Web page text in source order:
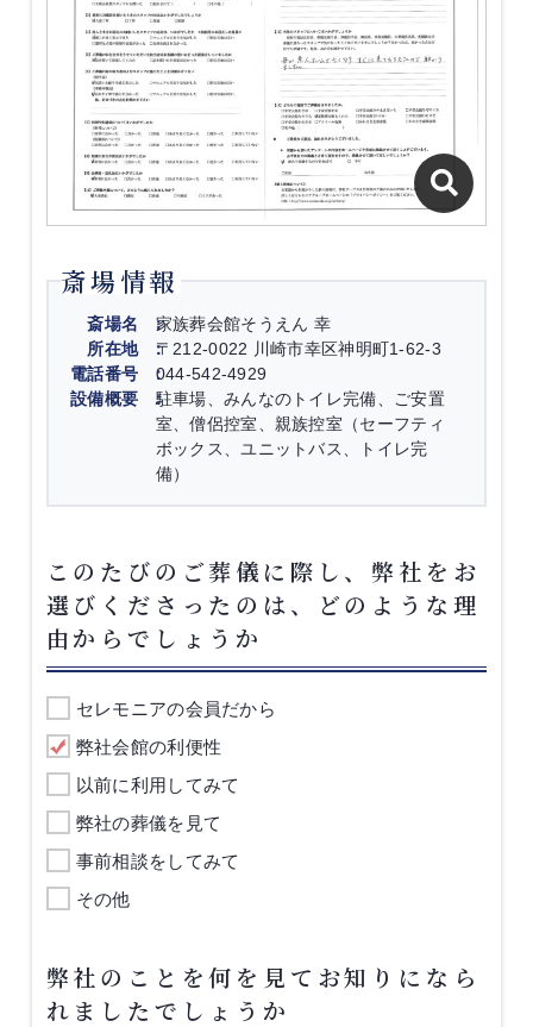
斎場情報
斎場名
家族葬会館そうえん 幸
所在地
〒212-0022 川崎市幸区神明町1-62-3
電話番号
044-542-4929
設備概要
駐車場、みんなのトイレ完備、ご安置
室、僧侶控室、親族控室（セーフティ
ボックス、ユニットバス、トイレ完
備）
このたびのご葬儀に際し、弊社をお
選びくださったのは、どのような理
由からでしょうか
セレモニアの会員だから
弊社会館の利便性
以前に利用してみて
弊社の葬儀を見て
事前相談をしてみて
その他
弊社のことを何を見てお知りになら
れましたでしょうか